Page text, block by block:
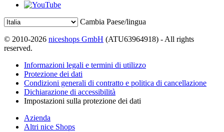
Cambia Paese/lingua
© 2010-2026 niceshops GmbH (ATU63964918) - All rights
reserved.
Informazioni legali e termini di utilizzo
Protezione dei dati
Condizioni generali di contratto e politica di cancellazione
Dichiarazione di accessibilità
Impostazioni sulla protezione dei dati
Azienda
Altri nice Shops